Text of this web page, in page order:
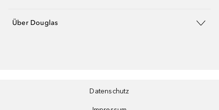
Über Douglas
Datenschutz